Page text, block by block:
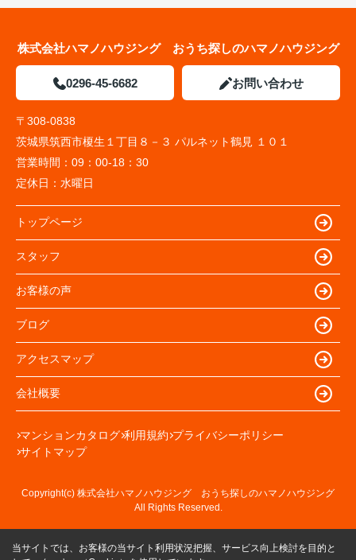
株式会社ハマノハウジング おうち探しのハマノハウジング
0296-45-6682 お問い合わせ
〒308-0838
茨城県筑西市榎生１丁目８－３ パルネット鶴見 １０１
営業時間： 09：00-18：30
定休日： 水曜日
トップページ
スタッフ
お客様の声
ブログ
アクセスマップ
会社概要
マンションカタログ 利用規約 プライバシーポリシー
サイトマップ
Copyright(c) 株式会社ハマノハウジング おうち探しのハマノハウジング
All Rights Reserved.
当サイトでは、お客様の当サイト利用状況把握、サービス向上検討を目的と